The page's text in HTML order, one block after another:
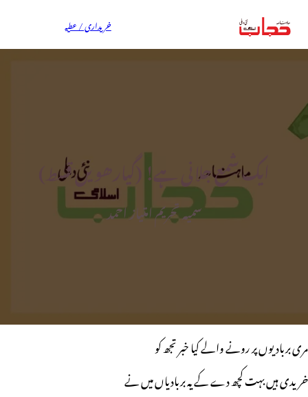
خریداری / عطیہ
ایک شمع جلانی ہے! (گیارھویں قسط)
سمیہ تحریم امتیاز احمد
مری بربادیوں پر رونے والے کیا خبر تجھ کو
خریدی ہیں بہت کچھ دے کے یہ بربادیاں میں نے